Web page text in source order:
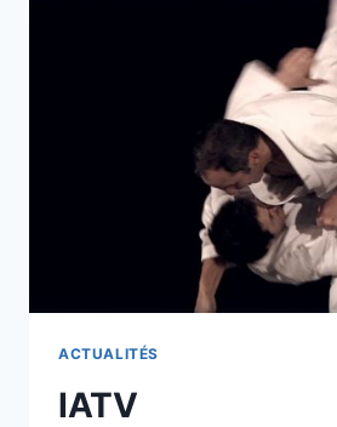
ACTUALITÉS
IATV